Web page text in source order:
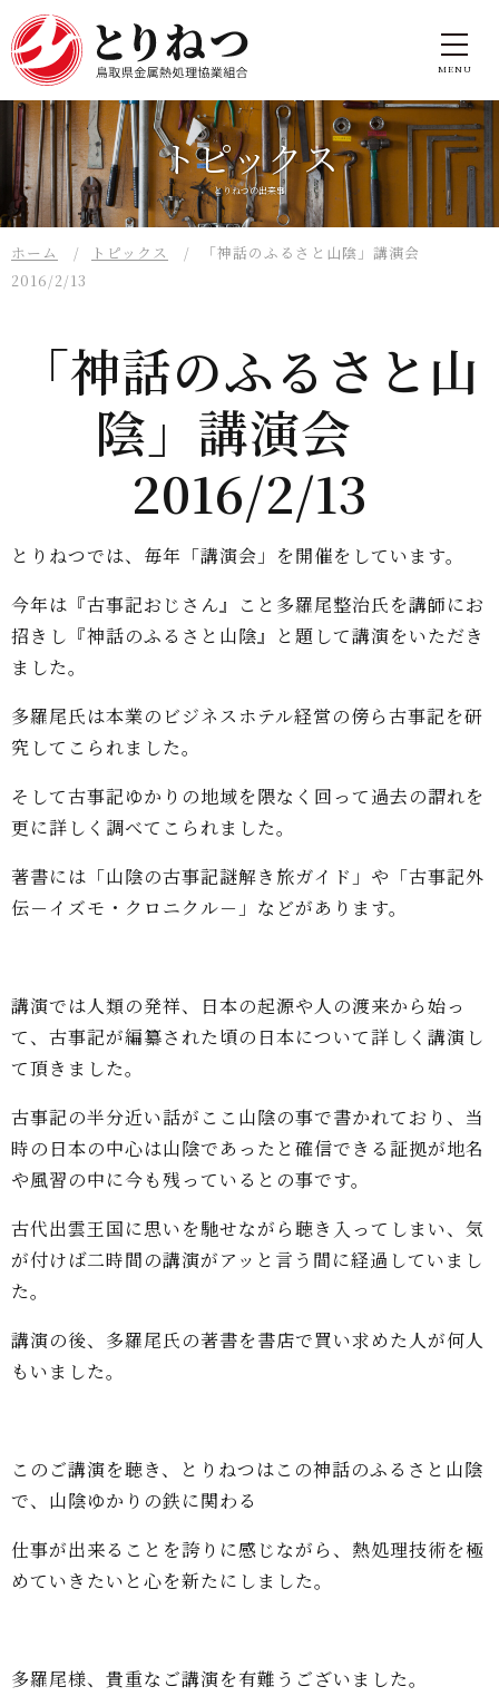
トピックス
とりねつの出来事
ホーム トピックス
「神話のふるさと山陰」講演会
2016/2/13
「神話のふるさと山
陰」講演会
2016/2/13
とりねつでは、毎年「講演会」を開催をしています。
今年は『古事記おじさん』こと多羅尾整治氏を講師にお
招きし『神話のふるさと山陰』と題して講演をいただき
ました。
多羅尾氏は本業のビジネスホテル経営の傍ら古事記を研
究してこられました。
そして古事記ゆかりの地域を隈なく回って過去の謂れを
更に詳しく調べてこられました。
著書には「山陰の古事記謎解き旅ガイド」や「古事記外
伝－イズモ・クロニクル－」 などがあります。
講演では人類の発祥、日本の起源や人の渡来から始っ
て、古事記が編纂された頃の日本について詳しく講演し
て頂きました。
古事記の半分近い話がここ山陰の事で書かれており、当
時の日本の中心は山陰であっ たと確信できる証拠が地名
や風習の中に今も残っているとの事です。
古代出雲王国に思いを馳せながら聴き入ってしまい、気
が付けば二時間の講演がアッ と言う間に経過していまし
た。
講演の後、多羅尾氏の著書を書店で買い求めた人が何人
もいました。
このご講演を聴き、とりねつはこの神話のふるさと山陰
で、山陰ゆかりの鉄に関わる
仕事が出来るこ とを誇りに感じながら、熱処理技術を極
めていきたいと心を新たにしました。
多羅尾様、貴重なご講演を有難うございました。